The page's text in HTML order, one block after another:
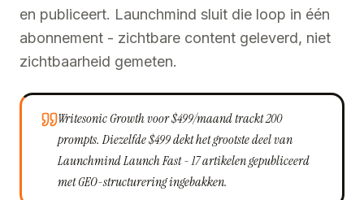
en publiceert. Launchmind sluit die loop in één
abonnement - zichtbare content geleverd, niet
zichtbaarheid gemeten.
Writesonic Growth voor $499/maand trackt 200
prompts. Diezelfde $499 dekt het grootste deel van
Launchmind Launch Fast - 17 artikelen gepubliceerd
met GEO-structurering ingebakken.